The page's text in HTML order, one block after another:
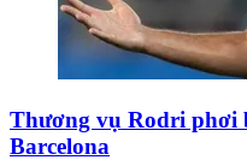
Thương vụ Rodri phơi
Barcelona